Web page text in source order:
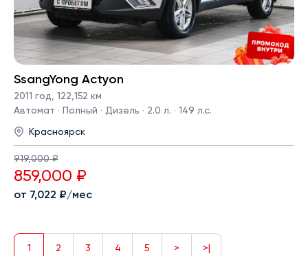
SsangYong Actyon
2011 год, 122,152 км
Автомат · Полный · Дизель · 2.0 л. · 149 л.с.
Красноярск
919,000 ₽
859,000 ₽
от 7,022 ₽/мес
1 2 3 4 5 > >|